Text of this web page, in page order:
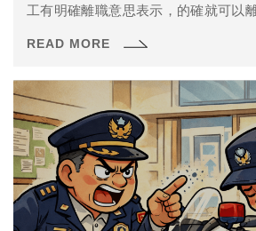
工有明確離職意思表示，的確就可以
1項的期間內預告即可 1.繼續工作3個
預告之。
READ MORE